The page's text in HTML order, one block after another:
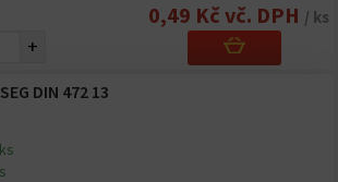
0,49 Kč vč. DPH / ks
+
SEG DIN 472 13